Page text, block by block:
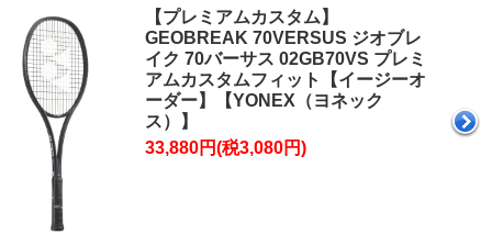
【プレミアムカスタム】
GEOBREAK 70VERSUS ジオブレ
イク 70バーサス 02GB70VS プレミ
アムカスタムフィット【イージーオ
ーダー】【YONEX（ヨネック
ス）】
33,880円(税3,080円)